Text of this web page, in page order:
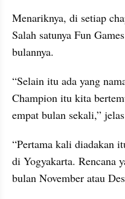
Menariknya, di setiap
Salah satunya Fun
bulannya.
“Selain itu ada yang
Champion itu kita
empat bulan sekali,”
“Pertama kali diadakan
di Yogyakarta. Rencana
bulan November atau